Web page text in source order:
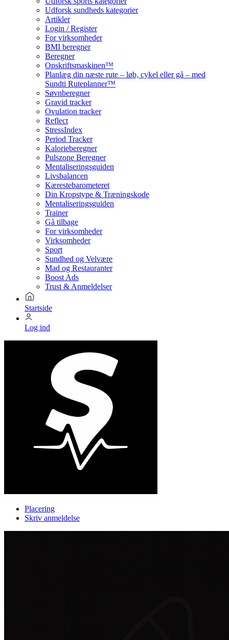
Udforsk sundheds kategorier
Artikler
Login / Register
For virksomheder
BMI beregner
Beregner
Opskriftsmaskinen™
Planlæg din næste rute – løb, cykel eller gå – med
Sundti Ruteplanner™
Søvnberegner
Gravid tracker
Ovulation tracker
Reflect
StressIndex
Period Tracker
Kalorieberegner
Pulszone Beregner
Mentaliseringsguiden
Livsbalancen
Kærestebarometeret
Din Kropstype & Træningskode
Mentaliseringsguiden
Trainer
Gå tilbage
For virksomheder
Virksomheder
Sport
Sundhed og Velvære
Mad og Restauranter
Boost Ads
Trust & Anmeldelser
Startside
Log ind
Placering
Skriv anmeldelse